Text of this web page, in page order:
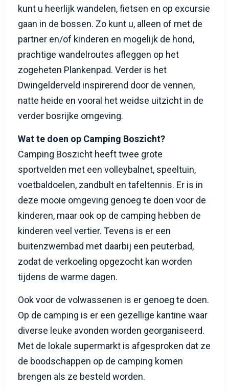
kunt u heerlijk wandelen, fietsen en op excursie
gaan in de bossen. Zo kunt u, alleen of met de
partner en/of kinderen en mogelijk de hond,
prachtige wandelroutes afleggen op het
zogeheten Plankenpad. Verder is het
Dwingelderveld inspirerend door de vennen,
natte heide en vooral het weidse uitzicht in de
verder bosrijke omgeving.
Wat te doen op Camping Boszicht?
Camping Boszicht heeft twee grote
sportvelden met een volleybalnet, speeltuin,
voetbaldoelen, zandbult en tafeltennis. Er is in
deze mooie omgeving genoeg te doen voor de
kinderen, maar ook op de camping hebben de
kinderen veel vertier. Tevens is er een
buitenzwembad met daarbij een peuterbad,
zodat de verkoeling opgezocht kan worden
tijdens de warme dagen.
Ook voor de volwassenen is er genoeg te doen.
Op de camping is er een gezellige kantine waar
diverse leuke avonden worden georganiseerd.
Met de lokale supermarkt is afgesproken dat ze
de boodschappen op de camping komen
brengen als ze besteld worden.